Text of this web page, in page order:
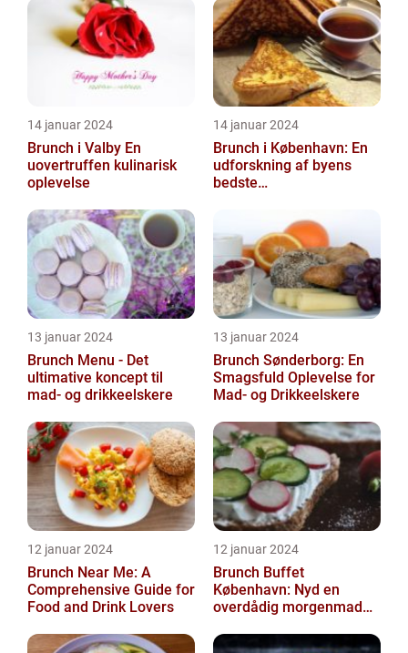
14 januar 2024
Brunch i Valby En
uovertruffen kulinarisk
oplevelse
14 januar 2024
Brunch i København: En
udforskning af byens
bedste
13 januar 2024
Brunch Menu - Det
ultimative koncept til
mad- og drikkeelskere
13 januar 2024
Brunch Sønderborg: En
Smagsfuld Oplevelse for
Mad- og Drikkeelskere
12 januar 2024
Brunch Near Me: A
Comprehensive Guide for
Food and Drink Lovers
12 januar 2024
Brunch Buffet
København: Nyd en
overdådig morgenmad